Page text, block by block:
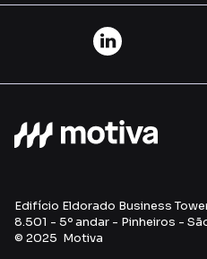
Edifício Eldorado Business
8.501 - 5º andar - Pinheiros -
© 2025 Motiva